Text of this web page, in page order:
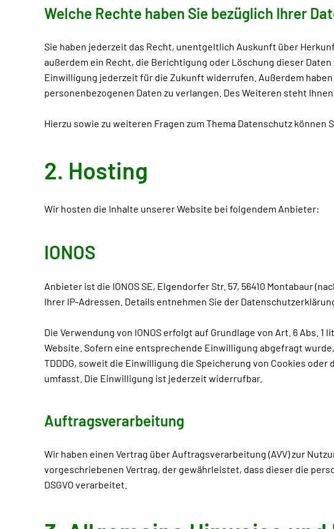
Welche Rechte haben Sie bezüglich Ihrer
Sie haben jederzeit das Recht, unentgeltlich Auskunft über
außerdem ein Recht, die Berichtigung oder Löschung dieser
Einwilligung jederzeit für die Zukunft widerrufen. Außerdem
personenbezogenen Daten zu verlangen. Des Weiteren steht
Hierzu sowie zu weiteren Fragen zum Thema Datenschutz können
2. Hosting
Wir hosten die Inhalte unserer Website bei folgendem Anbieter:
IONOS
Anbieter ist die IONOS SE, Elgendorfer Str. 57, 56410 Montabaur
Ihrer IP-Adressen. Details entnehmen Sie der
Die Verwendung von IONOS erfolgt auf Grundlage von Art. 6 Abs.
Website. Sofern eine entsprechende Einwilligung abgefragt wurde,
TDDDG, soweit die Einwilligung die Speicherung von Cookies
umfasst. Die Einwilligung ist jederzeit widerrufbar.
Auftragsverarbeitung
Wir haben einen Vertrag über Auftragsverarbeitung (AVV) zur
vorgeschriebenen Vertrag, der gewährleistet, dass dieser die
DSGVO verarbeitet.